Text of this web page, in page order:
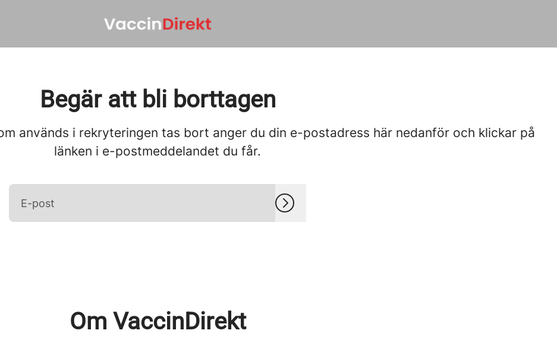
Begär att bli borttagen
används i rekryteringen tas bort anger du din e-postadress här nedanför och klickar på
länken i e-postmeddelandet du får.
Om VaccinDirekt